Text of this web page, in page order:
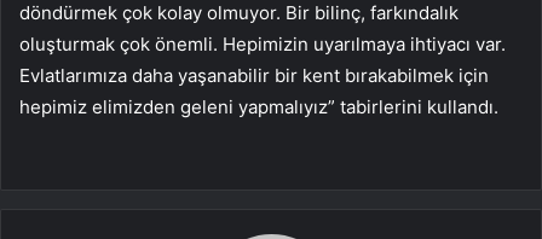
döndürmek çok kolay olmuyor. Bir bilinç, farkındalık
oluşturmak çok önemli. Hepimizin uyarılmaya ihtiyacı var.
Evlatlarımıza daha yaşanabilir bir kent bırakabilmek için
hepimiz elimizden geleni yapmalıyız” tabirlerini kullandı.